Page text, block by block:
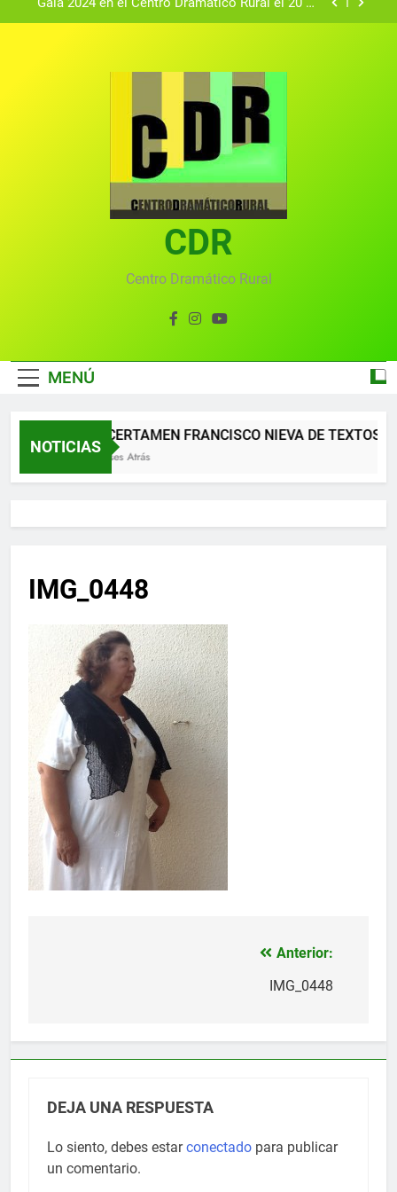
Gala 2024 en el Centro Dramático Rural el 20 de
convocado por el Centro Dramático Rural de Mira
(Cuenca)
Gala anual virtual del Centro Dramático Rural de
Gala del Centro Dramático Rural 2025
Gala 2024 en el Centro Dramático Rural el 20 de
Textos seleccionados en el VI Certamen
Francisco Nieva de piezas breves teatrales
convocado por el Centro Dramático Rural de Mira
Gala anual virtual del Centro Dramático Rural de
CDR
Centro Dramático Rural
MENÚ
NOTICIAS
XII CERTAMEN FRANCISCO NIEVA DE TEXTOS
2 Meses Atrás
IMG_0448
Anterior:
IMG_0448
DEJA UNA RESPUESTA
Lo siento, debes estarconectado para publicar
un comentario.